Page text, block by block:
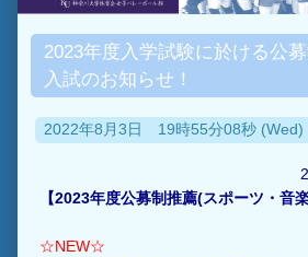
2023年度入学試験に於ける公
入試のお知らせ！
2022年8月3日 19時55分08秒 (Wed)
【2023年度公募制推薦(スポーツ・音
☆NEW☆